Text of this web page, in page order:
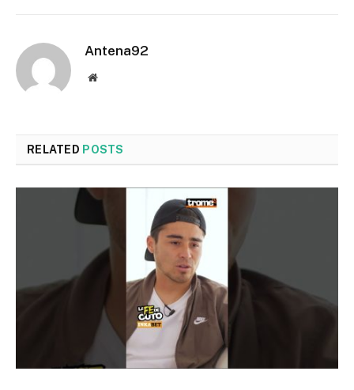
Antena92
Website
RELATED POSTS